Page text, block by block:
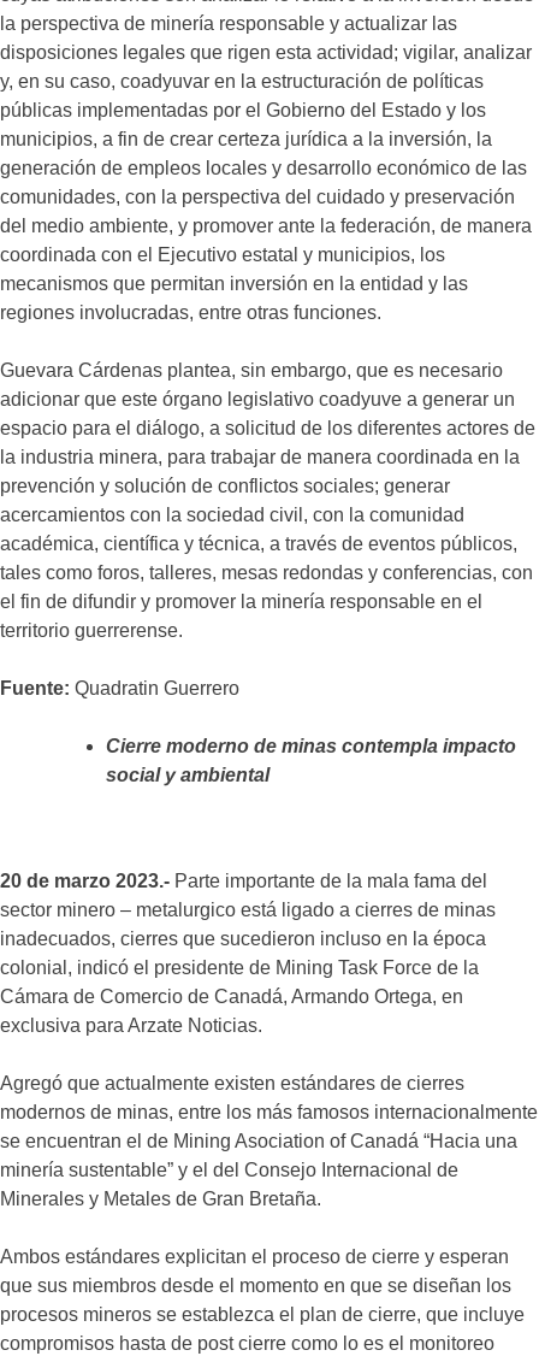
la perspectiva de minería responsable y actualizar las
disposiciones legales que rigen esta actividad; vigilar, analizar
y, en su caso, coadyuvar en la estructuración de políticas
públicas implementadas por el Gobierno del Estado y los
municipios, a fin de crear certeza jurídica a la inversión, la
generación de empleos locales y desarrollo económico de las
comunidades, con la perspectiva del cuidado y preservación
del medio ambiente, y promover ante la federación, de manera
coordinada con el Ejecutivo estatal y municipios, los
mecanismos que permitan inversión en la entidad y las
regiones involucradas, entre otras funciones.
Guevara Cárdenas plantea, sin embargo, que es necesario
adicionar que este órgano legislativo coadyuve a generar un
espacio para el diálogo, a solicitud de los diferentes actores de
la industria minera, para trabajar de manera coordinada en la
prevención y solución de conflictos sociales; generar
acercamientos con la sociedad civil, con la comunidad
académica, científica y técnica, a través de eventos públicos,
tales como foros, talleres, mesas redondas y conferencias, con
el fin de difundir y promover la minería responsable en el
territorio guerrerense.
Fuente: Quadratin Guerrero
Cierre moderno de minas contempla impacto
social y ambiental
20 de marzo 2023.- Parte importante de la mala fama del
sector minero – metalurgico está ligado a cierres de minas
inadecuados, cierres que sucedieron incluso en la época
colonial, indicó el presidente de Mining Task Force de la
Cámara de Comercio de Canadá, Armando Ortega, en
exclusiva para Arzate Noticias.
Agregó que actualmente existen estándares de cierres
modernos de minas, entre los más famosos internacionalmente
se encuentran el de Mining Asociation of Canadá “Hacia una
minería sustentable” y el del Consejo Internacional de
Minerales y Metales de Gran Bretaña.
Ambos estándares explicitan el proceso de cierre y esperan
que sus miembros desde el momento en que se diseñan los
procesos mineros se establezca el plan de cierre, que incluye
compromisos hasta de post cierre como lo es el monitoreo